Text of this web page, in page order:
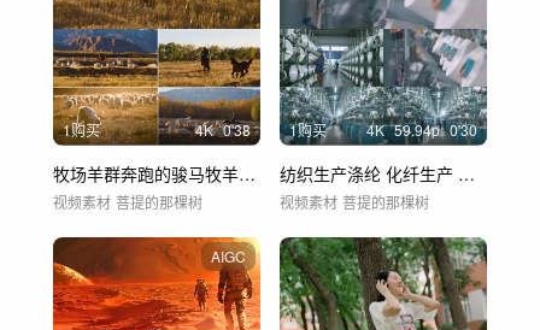
1购买 4K 0'38
牧场羊群奔跑的骏马牧羊人放牧
视频素材 菩提的那棵树
1购买 4K 59.94p 0'30
纺织生产涤纶 化纤生产 棉纺生产
视频素材 菩提的那棵树
AIGC